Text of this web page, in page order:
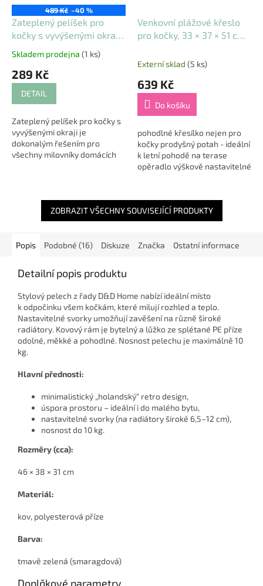
489 Kč –40 %
Zateplený pelíšek pro
kočky s vyvýšenými okraji
Průměrné
produktu
5,0
5
hvězdiček.
Skladem prodejna (1 ks)
289 Kč
DETAIL
Zateplený pelíšek pro kočky s
vyvýšenými okraji je
dokonalým řešením pro
všechny milovníky domácích
Venkovní plážové křeslo
pro kočky, 33 × 37 × 51 cm,
Externí sklad (5 ks)
639 Kč
Do košíku
pohodlné křesílko nejen pro
kočky prodyšný potah - ideální
k letní pohodě na terase
opěradlo výškově nastavitelné
ZOBRAZIT VŠECHNY SOUVISEJÍCÍ PRODUKTY
Popis Podobné (16) Diskuze Značka Ostatní informace
Detailní popis produktu
Stylový pelech z řady D&D Home nabízí ideální místo
k odpočinku všem kočkám, které milují rozhled a teplo.
Nastavitelné svorky umožňují zavěšení na různě široké
radiátory. Kovový rám je bytelný a lůžko ze splétané PE příze
odolné, měkké a pohodlné. Nosnost pelechu je maximálně 10
kg.
Hlavní přednosti:
minimalistický „holandský“ retro design,
úspora prostoru – ideální i do malého bytu,
nastavitelné svorky (na radiátory široké 6,5–12 cm),
nosnost do 10 kg.
Rozměry (cca):
46 × 38 × 31 cm
Materiál:
kov, polyesterová příze
Barva:
tmavě zelená (smaragdová)
Doplňkové parametry